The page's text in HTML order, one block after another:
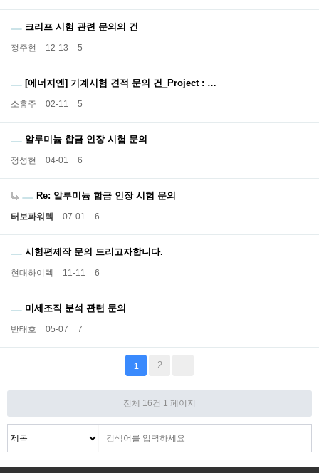
크리프 시험 관련 문의의 건
정주현 12-13 5
[에너지엔] 기계시험 견적 문의 건_Project : …
소흥주 02-11 5
알루미늄 합금 인장 시험 문의
정성현 04-01 6
Re: 알루미늄 합금 인장 시험 문의
터보파워텍 07-01 6
시험편제작 문의 드리고자합니다.
현대하이텍 11-11 6
미세조직 분석 관련 문의
반태호 05-07 7
1 2
전체 16건 1 페이지